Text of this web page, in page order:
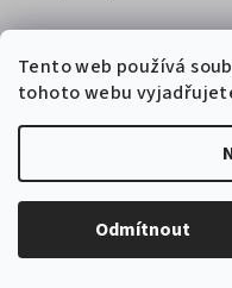
Tento web používá
tohoto webu
Odmítnout
Dětská kimona
Jak vybrat
Chytrý